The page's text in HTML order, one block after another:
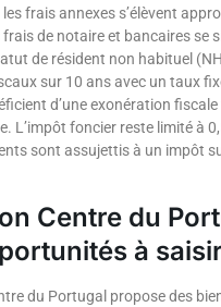
frais annexes s’élèvent
de notaire et bancaires se
de résident non habituel
sur 10 ans avec un taux
d’une exonération
L’impôt foncier reste limité à
sont assujettis à un impôt
Centre du
à saisir
du Portugal propose des